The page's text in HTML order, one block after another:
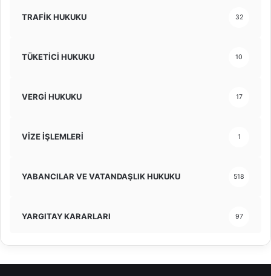
TRAFİK HUKUKU 32
TÜKETİCİ HUKUKU 10
VERGİ HUKUKU 17
VİZE İŞLEMLERİ 1
YABANCILAR VE VATANDAŞLIK HUKUKU 518
YARGITAY KARARLARI 97